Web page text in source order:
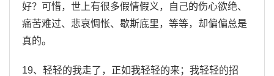
好？可惜，世上有很多假情假义，自己的伤心欲绝、
痛苦难过、悲哀惆怅、歇斯底里，等等，却偏偏总是
真的。
19、轻轻的我走了，正如我轻轻的来；我轻轻的招